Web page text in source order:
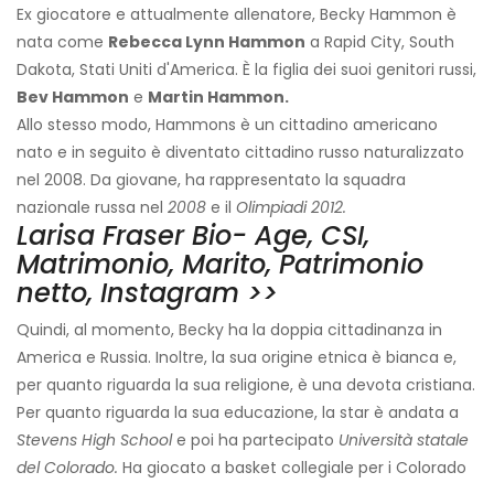
Ex giocatore e attualmente allenatore, Becky Hammon è
nata come Rebecca Lynn Hammon a Rapid City, South
Dakota, Stati Uniti d'America. È la figlia dei suoi genitori russi,
Bev Hammon e Martin Hammon.
Allo stesso modo, Hammons è un cittadino americano
nato e in seguito è diventato cittadino russo naturalizzato
nel 2008. Da giovane, ha rappresentato la squadra
nazionale russa nel 2008 e il Olimpiadi 2012.
Larisa Fraser Bio- Age, CSI,
Matrimonio, Marito, Patrimonio
netto, Instagram >>
Quindi, al momento, Becky ha la doppia cittadinanza in
America e Russia. Inoltre, la sua origine etnica è bianca e,
per quanto riguarda la sua religione, è una devota cristiana.
Per quanto riguarda la sua educazione, la star è andata a
Stevens High Schoole poi ha partecipato Università statale
del Colorado. Ha giocato a basket collegiale per i Colorado